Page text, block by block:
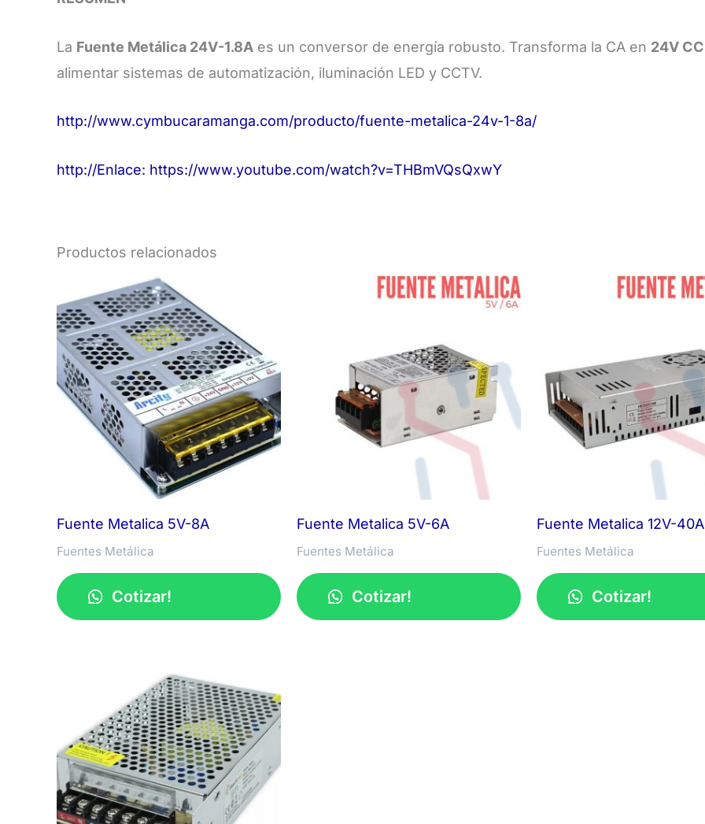
La Fuente Metálica 24V-1.8A es un conversor de energía robusto. Transforma la CA en 24V CC
alimentar sistemas de automatización, iluminación LED y CCTV.
http://www.cymbucaramanga.com/producto/fuente-metalica-24v-1-8a/
http://Enlace: https://www.youtube.com/watch?v=THBmVQsQxwY
Productos relacionados
Fuente Metalica 5V-8A
Fuentes Metálica
Cotizar!
Fuente Metalica 5V-6A
Fuentes Metálica
Cotizar!
Fuente Metalica 12V-40A
Fuentes Metálica
Cotizar!